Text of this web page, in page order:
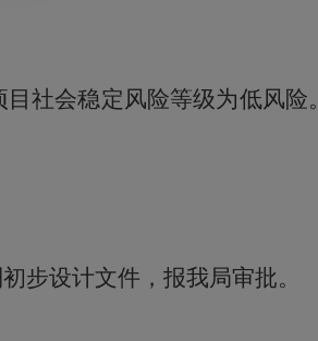
目社会稳定风险等级为低风险
步设计文件，报我局审批。